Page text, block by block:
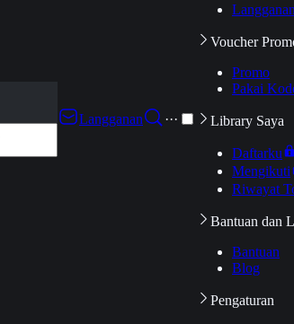
Langganan
···
Voucher
Promo
Pakai
Library Saya
Daftarku
Mengikuti
Riwayat
Bantuan dan
Bantuan
Blog
Pengaturan